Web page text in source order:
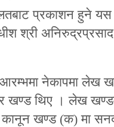
प्रकाशन हुने
श्री
नेकापमा लेख
खण्ड थिए । लेख
कानून खण्ड (क) मा